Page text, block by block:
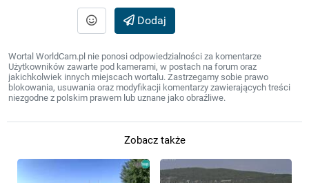
Dodaj
Wortal WorldCam.pl nie ponosi odpowiedzialności za komentarze
Użytkowników zawarte pod kamerami, w postach na forum oraz
jakichkolwiek innych miejscach wortalu. Zastrzegamy sobie prawo
blokowania, usuwania oraz modyfikacji komentarzy zawierających treści
niezgodne z polskim prawem lub uznane jako obraźliwe.
Zobacz także